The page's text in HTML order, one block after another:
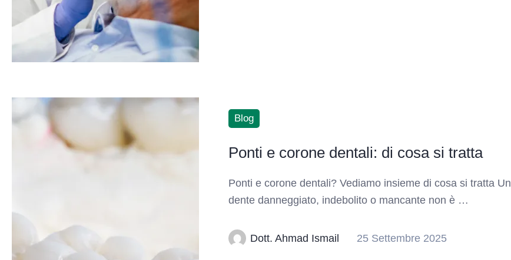
Blog
Ponti e corone dentali: di cosa si tratta
Ponti e corone dentali? Vediamo insieme di cosa si tratta Un
dente danneggiato, indebolito o mancante non è …
Dott. Ahmad Ismail 25 Settembre 2025